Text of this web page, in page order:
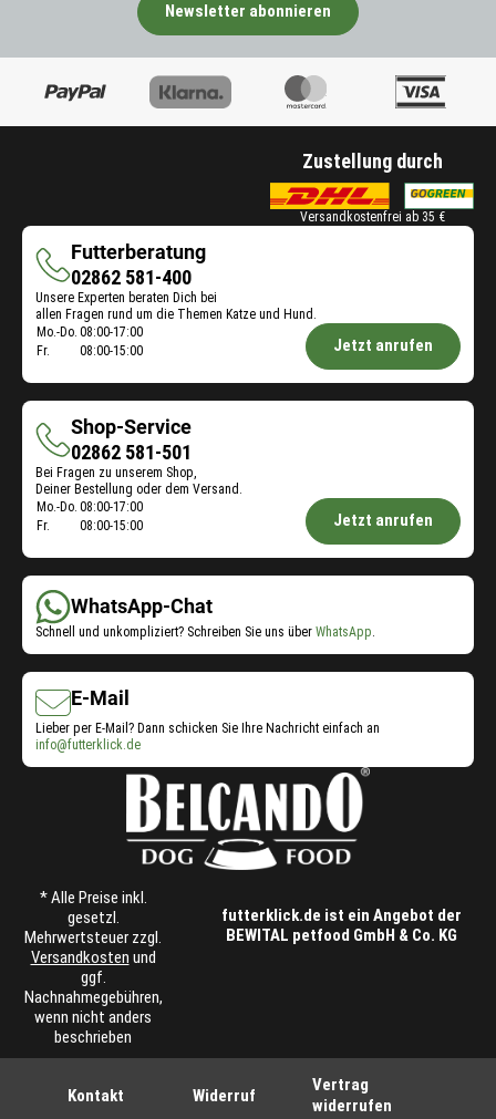
Newsletter abonnieren
Zustellung durch
Versandkostenfrei ab 35 €
Futterberatung
Futterberatung
02862 581-400
Unsere Experten beraten Dich bei
allen Fragen rund um die Themen Katze und Hund.
Öffnungszeiten
Futterberatung:
Mo.-Do. 08:00-17:00
Fr.
08:00-15:00 Jetzt anrufen
Shop-Service
Shop-
Service
02862 581-501
Bei Fragen zu unserem Shop,
Deiner Bestellung oder dem Versand.
Öffnungszeiten
Shop-
Mo.-Do. 08:00-17:00
Fr.
08:00-15:00 Jetzt anrufen
WhatsApp-Chat
Schnell und unkompliziert? Schreiben Sie uns über WhatsApp
E-Mail
Lieber per E-Mail? Dann schicken Sie Ihre Nachricht einfach an
info@futterklick.de
* Alle Preise inkl.
gesetzl.
Mehrwertsteuer zzgl.
Versandkosten und
ggf.
Nachnahmegebühren,
wenn nicht anders
beschrieben
futterklick.de ist ein Angebot der
BEWITAL petfood GmbH & Co. KG
Kontakt Widerruf
Vertrag
widerrufen